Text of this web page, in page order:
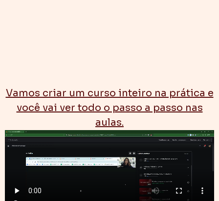
Vamos criar um curso inteiro na prática e
você vai ver todo o passo a passo nas
aulas.